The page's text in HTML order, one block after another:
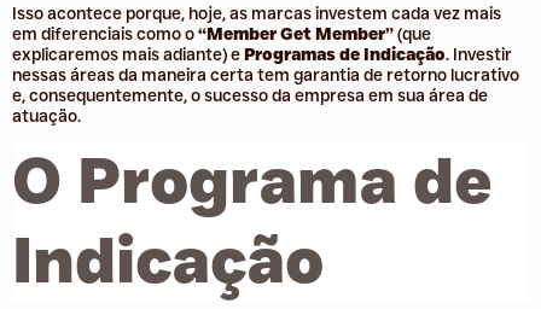
Isso acontece porque, hoje, as marcas investem cada vez mais
em diferenciais como o“Member Get Member”(que
explicaremos mais adiante) eProgramas de Indicação. Investir
nessas áreas da maneira certa tem garantia de retorno lucrativo
e, consequentemente, o sucesso da empresa em sua área de
atuação.
O Programa de
Indicação